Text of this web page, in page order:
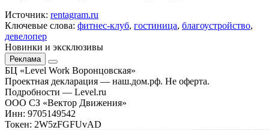
Источник: rentagram.ru
Ключевые слова: фитнес-клуб, гостиница, благоустройство,
девелопер
Новинки и эксклюзивы
Реклама
БЦ «Level Work Воронцовская»‎
Проектная декларация — наш.дом.рф. Не оферта.
Подробности — Level.ru
ООО СЗ «Вектор Движения»
Инн: 9705149542
Токен: 2W5zFGFUvAD